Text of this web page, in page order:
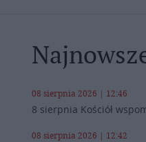
08 sierpnia 2026 | 12:46
8 sierpnia Kościół
08 sierpnia 2026 | 12:42